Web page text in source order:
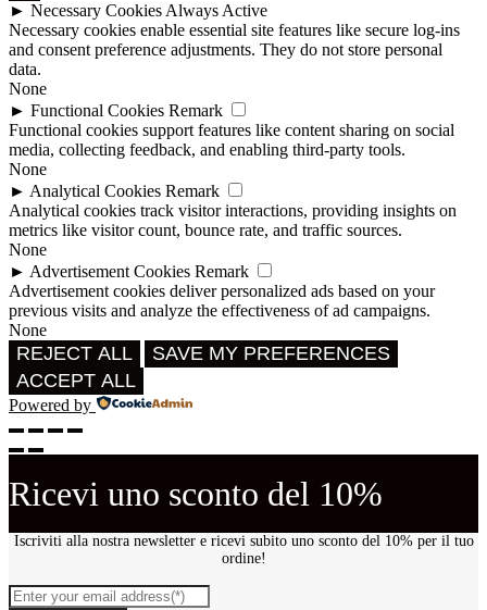
► Necessary Cookies Always Active
Necessary cookies enable essential site features like secure log-ins
and consent preference adjustments. They do not store personal
data.
None
► Functional Cookies Remark
Functional cookies support features like content sharing on social
media, collecting feedback, and enabling third-party tools.
None
► Analytical Cookies Remark
Analytical cookies track visitor interactions, providing insights on
metrics like visitor count, bounce rate, and traffic sources.
None
► Advertisement Cookies Remark
Advertisement cookies deliver personalized ads based on your
previous visits and analyze the effectiveness of ad campaigns.
None
REJECT ALL
SAVE MY PREFERENCES
ACCEPT ALL
Powered by
Ricevi uno sconto del 10%
Iscriviti alla nostra newsletter e ricevi subito uno sconto del 10% per il tuo
ordine!